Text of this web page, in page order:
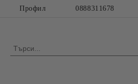
Профил 0888311678